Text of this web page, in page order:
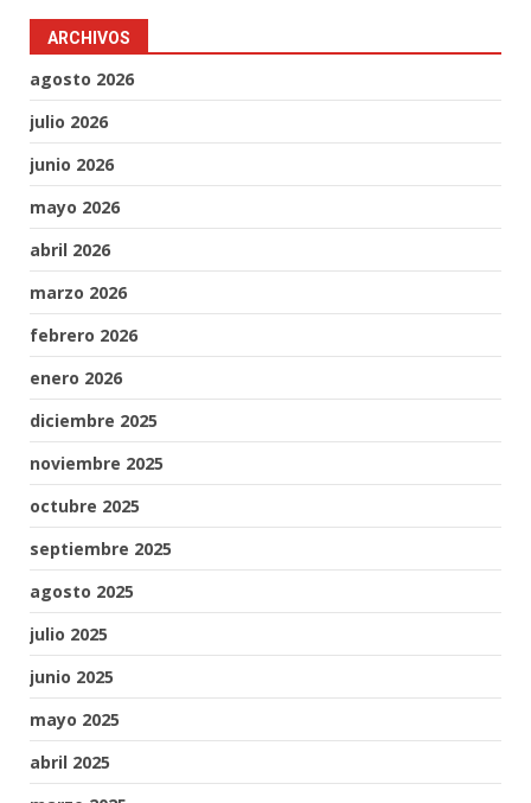
ARCHIVOS
agosto 2026
julio 2026
junio 2026
mayo 2026
abril 2026
marzo 2026
febrero 2026
enero 2026
diciembre 2025
noviembre 2025
octubre 2025
septiembre 2025
agosto 2025
julio 2025
junio 2025
mayo 2025
abril 2025